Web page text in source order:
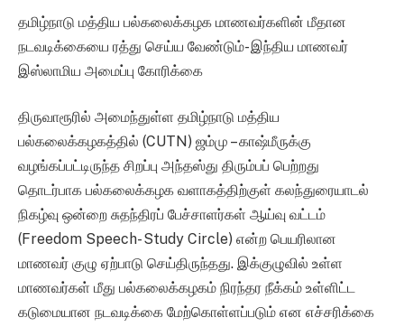
தமிழ்நாடு மத்திய பல்கலைக்கழக மாணவர்களின் மீதான
நடவடிக்கையை ரத்து செய்ய வேண்டும்- இந்திய மாணவர்
இஸ்லாமிய அமைப்பு கோரிக்கை
திருவாரூரில் அமைந்துள்ள தமிழ்நாடு மத்திய
பல்கலைக்கழகத்தில் (CUTN) ஜம்மு – காஷ்மீருக்கு
வழங்கப்பட்டிருந்த சிறப்பு அந்தஸ்து திரும்பப் பெற்றது
தொடர்பாக பல்கலைக்கழக வளாகத்திற்குள் கலந்துரையாடல்
நிகழ்வு ஒன்றை சுதந்திரப் பேச்சாளர்கள் ஆய்வு வட்டம்
(Freedom Speech- Study Circle) என்ற பெயரிலான
மாணவர் குழு ஏற்பாடு செய்திருந்தது. இக்குழுவில் உள்ள
மாணவர்கள் மீது பல்கலைக்கழகம் நிரந்தர நீக்கம் உள்ளிட்ட
கடுமையான நடவடிக்கை மேற்கொள்ளப்படும் என எச்சரிக்கை